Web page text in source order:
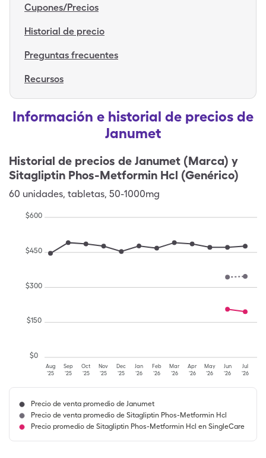
Cupones/Precios
Historial de precio
Preguntas frecuentes
Recursos
Información e historial de precios de
Janumet
Historial de precios de Janumet (Marca) y
Sitagliptin Phos-Metformin Hcl (Genérico)
60 unidades, tabletas, 50-1000mg
Aug
'25
Sep
'25
Oct
'25
Nov
'25
Dec
'25
Jan
'26
Feb
'26
Mar
'26
Apr
'26
May
'26
Jun
'26
Jul
'26
$0
$150
$300
$450
$600
Precio de venta promedio de Janumet
Precio de venta promedio de Sitagliptin Phos-Metformin Hcl
Precio promedio de Sitagliptin Phos-Metformin Hcl en SingleCare